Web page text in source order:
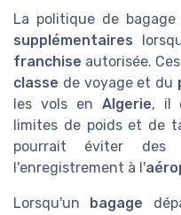
La politique de
supplémentaires
franchise autorisée.
classe de voyage et du
les vols en Algerie, il
limites de poids et de
pourrait éviter
l'enregistrement à l'
Lorsqu'un bagage